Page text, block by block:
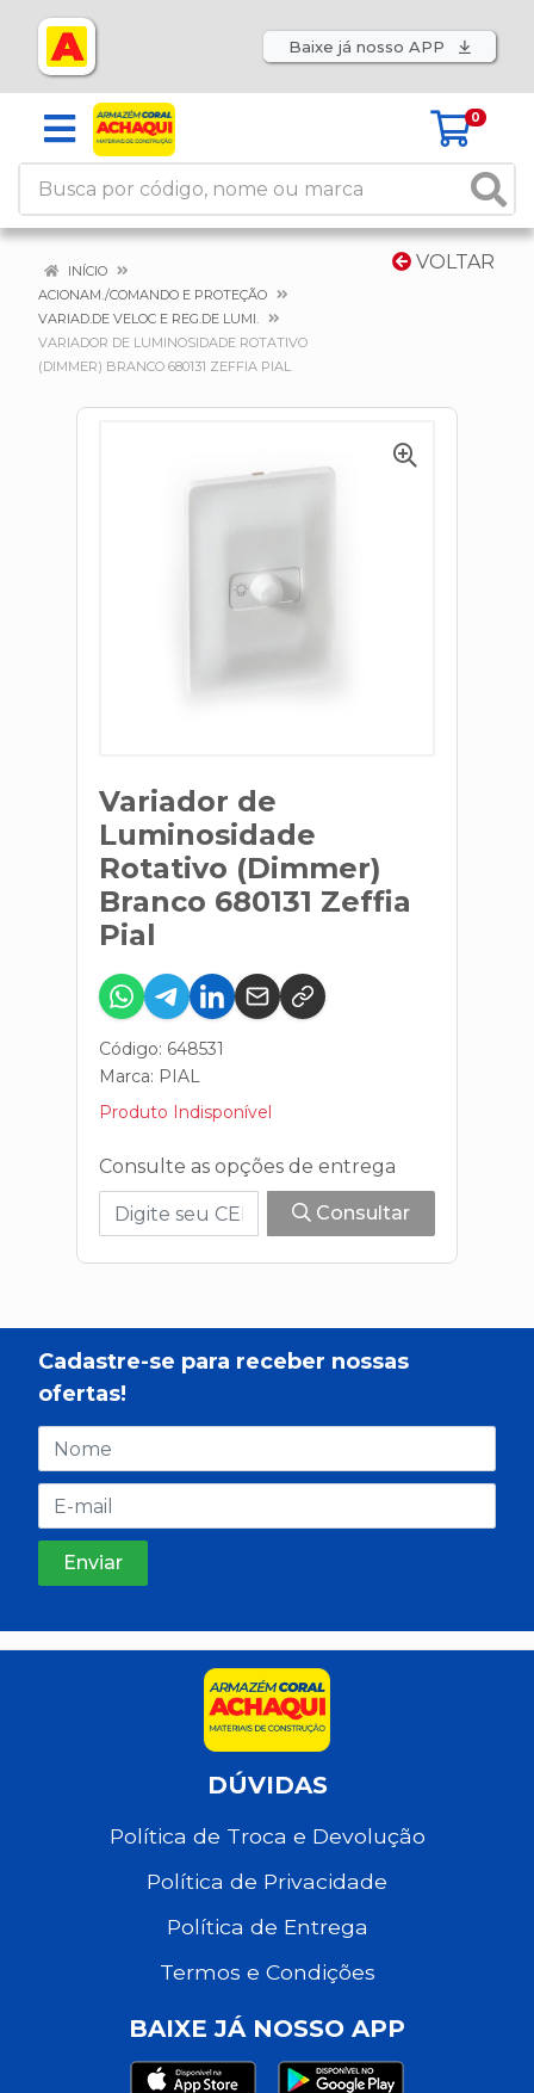
Baixe já nosso APP
0
VOLTAR
INÍCIO
ACIONAM./COMANDO E PROTEÇÃO
VARIAD.DE VELOC E REG.DE LUMI.
VARIADOR DE LUMINOSIDADE ROTATIVO
(DIMMER) BRANCO 680131 ZEFFIA PIAL
Variador de
Luminosidade
Rotativo (Dimmer)
Branco 680131 Zeffia
Pial
Código: 648531
Marca: PIAL
Produto Indisponível
Consulte as opções de entrega
Consultar
Cadastre-se para receber nossas
ofertas!
DÚVIDAS
Política de Troca e Devolução
Política de Privacidade
Política de Entrega
Termos e Condições
BAIXE JÁ NOSSO APP